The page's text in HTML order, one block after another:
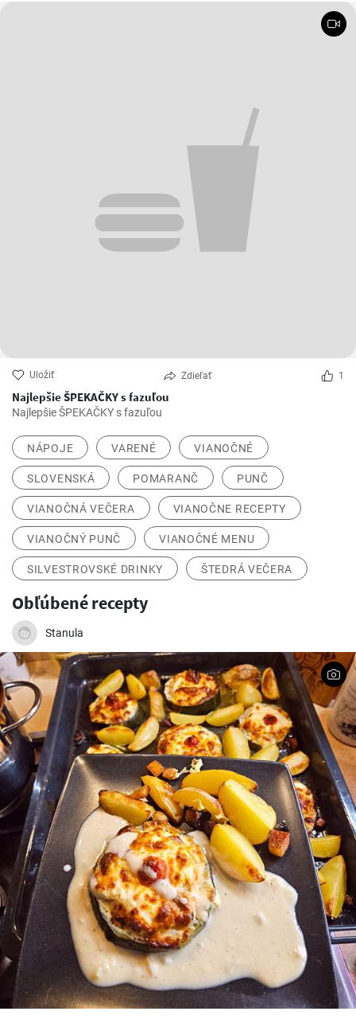
Uložiť Zdieľať 1
Najlepšie ŠPEKAČKY s fazuľou
Najlepšie ŠPEKAČKY s fazuľou
NÁPOJE VARENÉ VIANOČNÉ
SLOVENSKÁ POMARANČ PUNČ
VIANOČNÁ VEČERA VIANOČNE RECEPTY
VIANOČNÝ PUNČ VIANOČNÉ MENU
SILVESTROVSKÉ DRINKY ŠTEDRÁ VEČERA
Obľúbené recepty
Stanula